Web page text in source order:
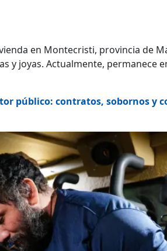
en Montecristi, provincia de
y joyas. Actualmente, permanece
público: contratos, sobornos y